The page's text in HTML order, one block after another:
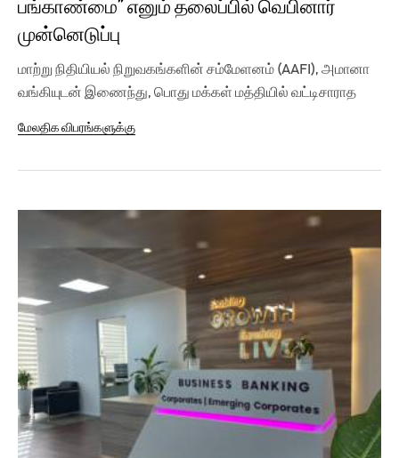
பங்காண்மை” எனும் தலைப்பில் வெபினார்
முன்னெடுப்பு
மாற்று நிதியியல் நிறுவகங்களின் சம்மேளனம் (AAFI), அமானா
வங்கியுடன் இணைந்து, பொது மக்கள் மத்தியில் வட்டிசாராத
மேலதிக விபரங்களுக்கு